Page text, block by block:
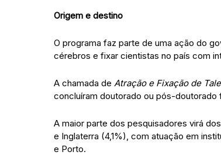
Origem e destino
O programa faz parte de uma ação do
cérebros e fixar cientistas no país com
A chamada de Atração e Fixação de
concluíram doutorado ou pós-doutorado
A maior parte dos pesquisadores virá
e Inglaterra (4,1%), com atuação em
e Porto.